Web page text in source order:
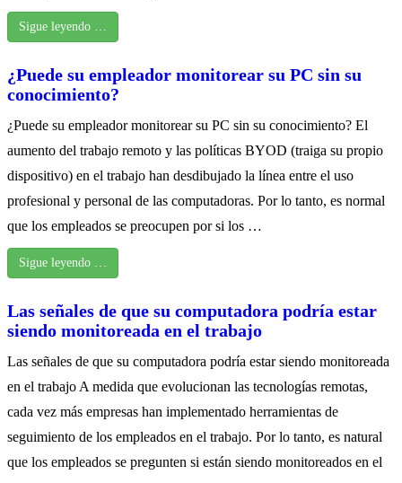
Sigue leyendo …
¿Puede su empleador monitorear su PC sin su
conocimiento?
¿Puede su empleador monitorear su PC sin su conocimiento? El
aumento del trabajo remoto y las políticas BYOD (traiga su propio
dispositivo) en el trabajo han desdibujado la línea entre el uso
profesional y personal de las computadoras. Por lo tanto, es normal
que los empleados se preocupen por si los …
Sigue leyendo …
Las señales de que su computadora podría estar
siendo monitoreada en el trabajo
Las señales de que su computadora podría estar siendo monitoreada
en el trabajo A medida que evolucionan las tecnologías remotas,
cada vez más empresas han implementado herramientas de
seguimiento de los empleados en el trabajo. Por lo tanto, es natural
que los empleados se pregunten si están siendo monitoreados en el